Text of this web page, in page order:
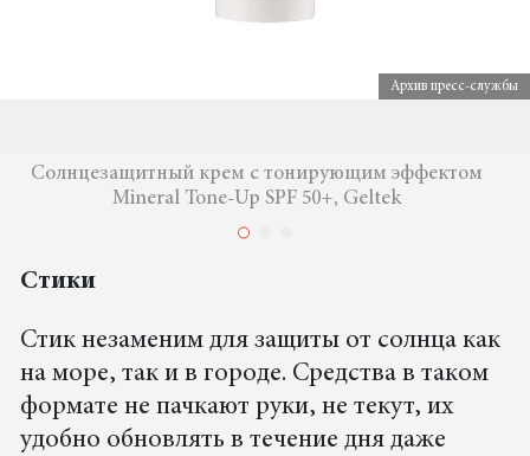
Архив пресс-службы
Солнцезащитный крем с тонирующим эффектом
Mineral Tone-Up SPF 50+, Geltek
Стики
Стик незаменим для защиты от солнца как
на море, так и в городе. Средства в таком
формате не пачкают руки, не текут, их
удобно обновлять в течение дня даже